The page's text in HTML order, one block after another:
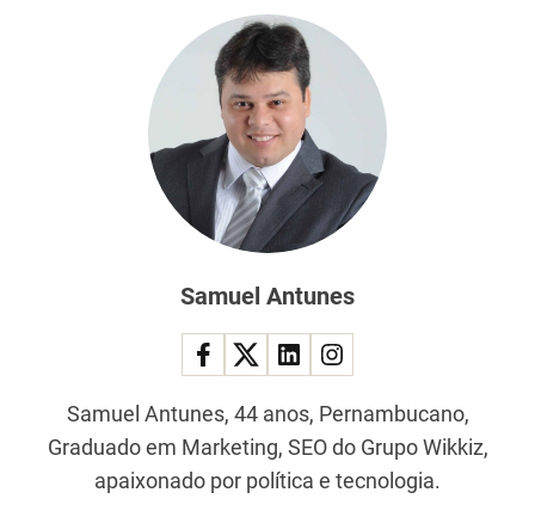
Samuel Antunes
Samuel Antunes, 44 anos, Pernambucano,
Graduado em Marketing, SEO do Grupo Wikkiz,
apaixonado por política e tecnologia.